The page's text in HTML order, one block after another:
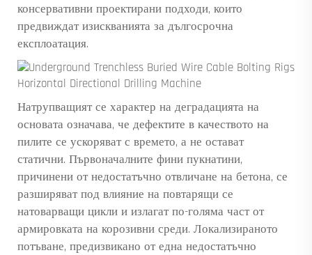
консервативни проектирани подходи, които
предвиждат изискванията за дългосрочна
експлоатация.
Натрупващият се характер на деградацията на
основата означава, че дефектите в качеството на
пилите се ускоряват с времето, а не остават
статични. Първоначалните фини пукнатини,
причинени от недостатъчно отвличане на бетона, се
разширяват под влияние на повтарящи се
натоварващи цикли и излагат по-голяма част от
армировката на корозивни среди. Локализираното
потъване, предизвикано от една недостатъчно